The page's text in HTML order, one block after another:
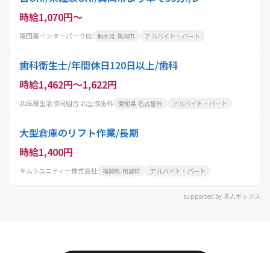
時給1,070円～
福田屋インターパーク店 栃木県 真岡市 アルバイト・パート
歯科衛生士/年間休日120日以上/歯科
時給1,462円～1,622円
北医療生活協同組合 北生協歯科 愛知県 名古屋市 アルバイト・パート
大型倉庫のリフト作業/長期
時給1,400円
キムラユニティー株式会社 福岡県 粕屋町 アルバイト・パート
supported by 求人ボックス